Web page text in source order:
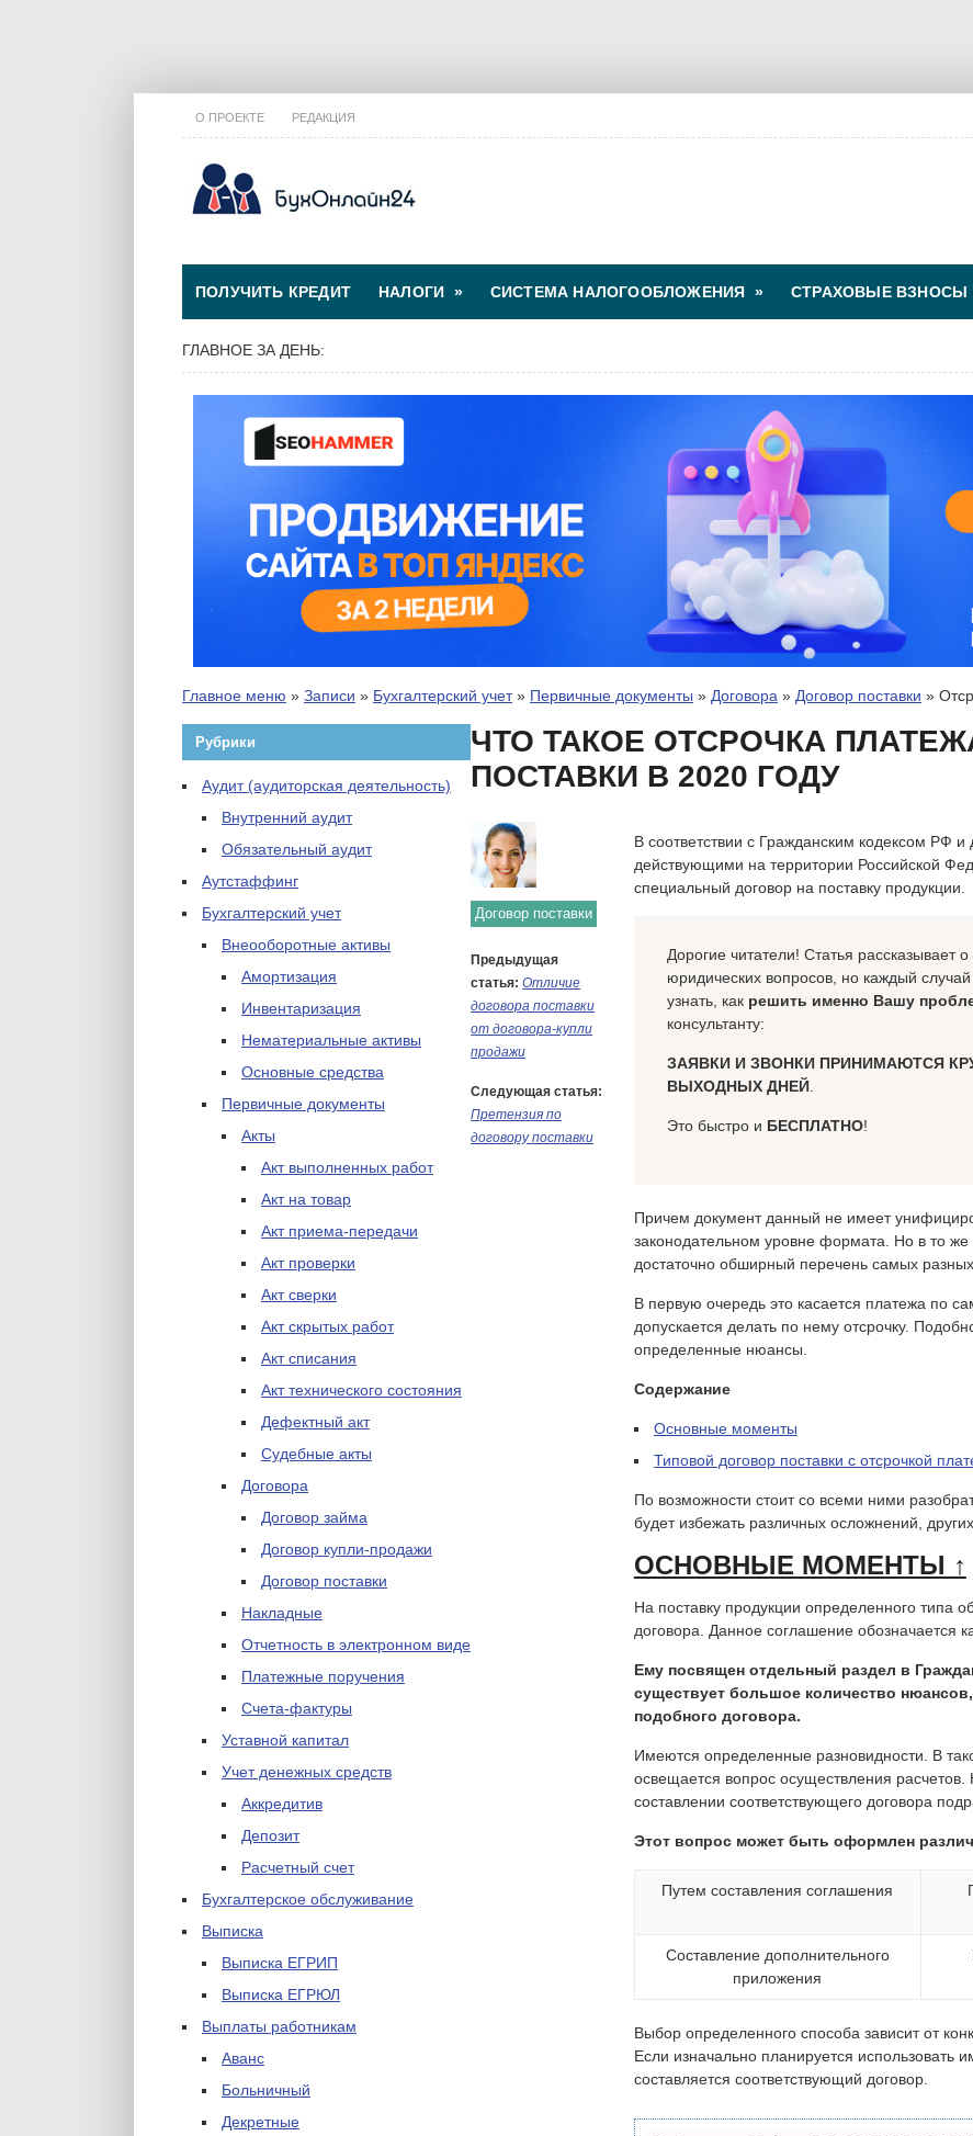
О ПРОЕКТЕ РЕДАКЦИЯ
ПОЛУЧИТЬ КРЕДИТ НАЛОГИ » СИСТЕМА НАЛОГООБЛОЖЕНИЯ » СТРАХОВЫЕ ВЗНОСЫ
ГЛАВНОЕ ЗА ДЕНЬ:
Главное меню » Записи » Бухгалтерский учет» Первичные документы » Договора » Договор поставки »
Рубрики
Аудит (аудиторская деятельность)
Внутренний аудит
Обязательный аудит
Аутстаффинг
Бухгалтерский учет
Внеооборотные активы
Амортизация
Инвентаризация
Нематериальные активы
Основные средства
Первичные документы
Акты
Акт выполненных работ
Акт на товар
Акт приема-передачи
Акт проверки
Акт сверки
Акт скрытых работ
Акт списания
Акт технического состояния
Дефектный акт
Судебные акты
Договора
Договор займа
Договор купли-продажи
Договор поставки
Накладные
Отчетность в электронном виде
Платежные поручения
Счета-фактуры
Уставной капитал
Учет денежных средств
Аккредитив
Депозит
Расчетный счет
Бухгалтерское обслуживание
Выписка
Выписка ЕГРИП
Выписка ЕГРЮЛ
Выплаты работникам
Аванс
Больничный
Декретные
ЧТО ТАКОЕ ОТСРОЧКА
ПОСТАВКИ В 2020 ГОДУ
Договор поставки
Предыдущая
статья: Отличие
договора поставки
от договора-купли
продажи
Следующая статья:
Претензия по
договору поставки
В соответствии с Гражданским кодексом РФ
действующими на территории Российской
специальный договор на поставку продукции.
Дорогие читатели! Статья рассказывает
юридических вопросов, но каждый
узнать, как решить именно Вашу
консультанту:
ЗАЯВКИ И ЗВОНКИ ПРИНИМАЮТСЯ
ВЫХОДНЫХ ДНЕЙ.
Это быстро и БЕСПЛАТНО!
Причем документ данный не имеет
законодательном уровне формата. Но в то
достаточно обширный перечень самых
В первую очередь это касается платежа по
допускается делать по нему отсрочку.
определенные нюансы.
Содержание
Основные моменты
Типовой договор поставки с отсрочкой
По возможности стоит со всеми ними
будет избежать различных осложнений,
ОСНОВНЫЕ МОМЕНТЫ ↑
На поставку продукции определенного типа
договора. Данное соглашение обозначается
Ему посвящен отдельный раздел в
существует большое количество
подобного договора.
Имеются определенные разновидности. В
освещается вопрос осуществления расчетов.
составлении соответствующего договора
Этот вопрос может быть оформлен
Путем составления соглашения
Составление дополнительного
приложения
Выбор определенного способа зависит от
Если изначально планируется использовать
составляется соответствующий договор.